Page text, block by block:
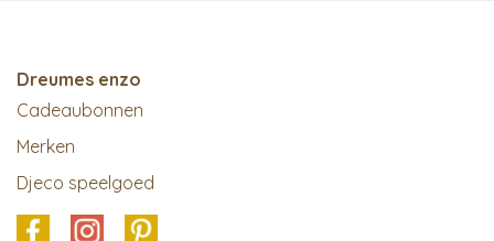
Dreumes enzo
Cadeaubonnen
Merken
Djeco speelgoed